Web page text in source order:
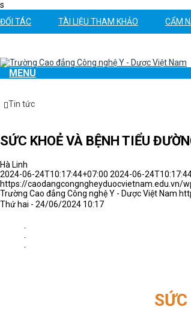
s
ĐỐI TÁC
TÀI LIỆU THAM KHẢO CẨM
MENU
Tin tức
SỨC KHOẺ VÀ BỆNH TIỂU
Hà Linh
2024-06-24T10:17:44+07:00 2024-06-
https://
Trường Cao đẳng Công nghệ Y - Dược Việt Nam
Thứ hai - 24/06/2024 10:17